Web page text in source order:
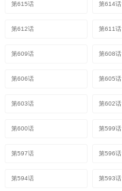
第615话 第614话
第612话 第611话
第609话 第608话
第606话 第605话
第603话 第602话
第600话 第599话
第597话 第596话
第594话 第593话